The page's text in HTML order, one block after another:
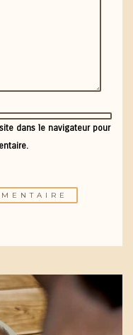
dans le navigateur pour